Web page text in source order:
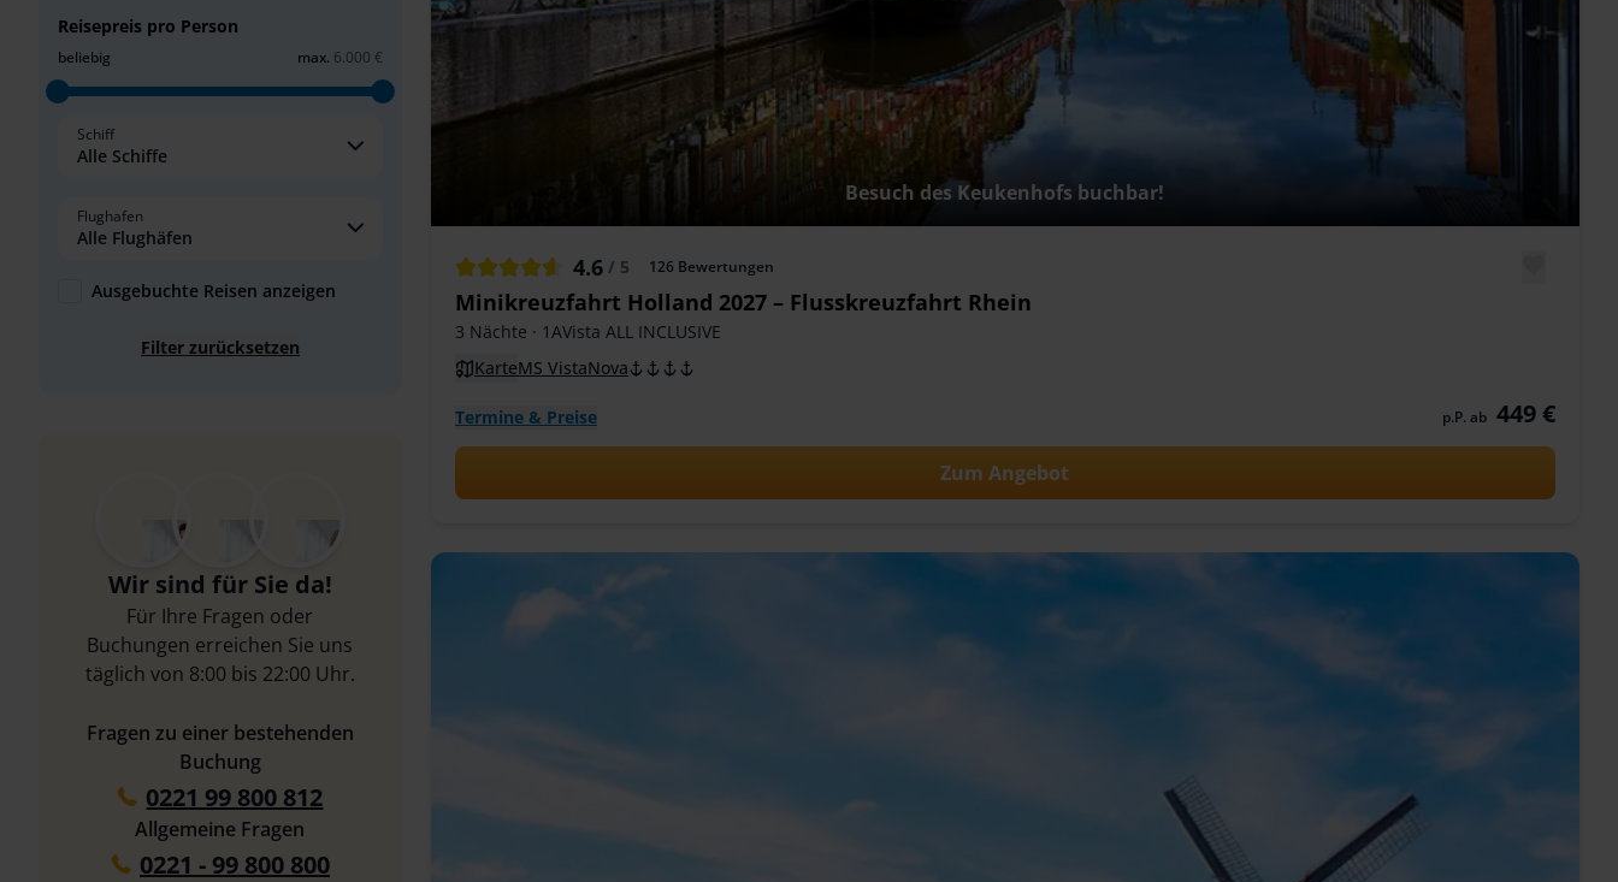
Reisepreis pro Person
beliebig max. 6.000 €
Schiff
Alle Schiffe
Flughafen
Alle Flughäfen
Ausgebuchte Reisen anzeigen
Filter zurücksetzen
Wir sind für Sie da!
Für Ihre Fragen oder
Buchungen erreichen Sie uns
täglich von 8:00 bis 22:00 Uhr.
Fragen zu einer bestehenden
Buchung
0221 99 800 812
Allgemeine Fragen
0221 - 99 800 800
Besuch des Keukenhofs buchbar!
4.6 / 5 126 Bewertungen
Minikreuzfahrt Holland 2027 – Flusskreuzfahrt Rhein
3 Nächte · 1AVista ALL INCLUSIVE
KarteMS VistaNova
Termine & Preise p.P. ab 449 €
Zum Angebot